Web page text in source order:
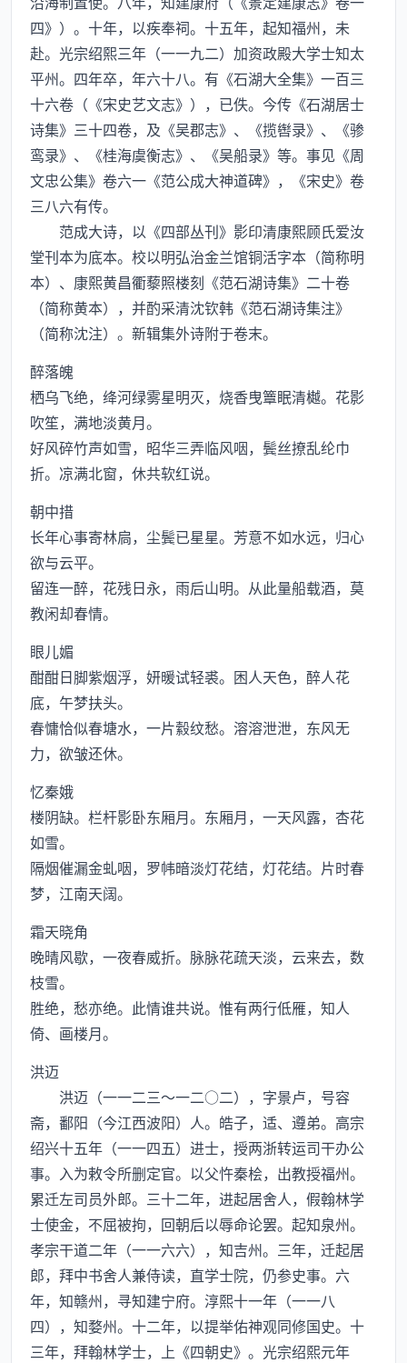
四》）。十年，以疾奉祠。十五年，起知福州，未
赴。光宗绍熙三年（一一九二）加资政殿大学士知太
平州。四年卒，年六十八。有《石湖大全集》一百三
十六卷（《宋史艺文志》），已佚。今传《石湖居士
诗集》三十四卷，及《吴郡志》、《揽辔录》、《骖
鸾录》、《桂海虞衡志》、《吴船录》等。事见《周
文忠公集》卷六一《范公成大神道碑》，《宋史》卷
三八六有传。
范成大诗，以《四部丛刊》影印清康熙顾氏爱汝
堂刊本为底本。校以明弘治金兰馆铜活字本（简称明
本）、康熙黄昌衢藜照楼刻《范石湖诗集》二十卷
（简称黄本），并酌采清沈钦韩《范石湖诗集注》
（简称沈注）。新辑集外诗附于卷末。
醉落魄
栖乌飞绝，绛河绿雾星明灭，烧香曳簟眠清樾。花影
吹笙，满地淡黄月。
好风碎竹声如雪，昭华三弄临风咽，鬓丝撩乱纶巾
折。凉满北窗，休共软红说。
朝中措
长年心事寄林扃，尘鬓已星星。芳意不如水远，归心
欲与云平。
留连一醉，花残日永，雨后山明。从此量船载酒，莫
教闲却春情。
眼儿媚
酣酣日脚紫烟浮，妍暖试轻裘。困人天色，醉人花
底，午梦扶头。
春慵恰似春塘水，一片縠纹愁。溶溶泄泄，东风无
力，欲皱还休。
忆秦娥
楼阴缺。栏杆影卧东厢月。东厢月，一天风露，杏花
如雪。
隔烟催漏金虬咽，罗帏暗淡灯花结，灯花结。片时春
梦，江南天阔。
霜天晓角
晚晴风歇，一夜春威折。脉脉花疏天淡，云来去，数
枝雪。
胜绝，愁亦绝。此情谁共说。惟有两行低雁，知人
倚、画楼月。
洪迈
洪迈（一一二三～一二○二），字景卢，号容
斋，鄱阳（今江西波阳）人。皓子，适、遵弟。高宗
绍兴十五年（一一四五）进士，授两浙转运司干办公
事。入为敕令所删定官。以父忤秦桧，出教授福州。
累迁左司员外郎。三十二年，进起居舍人，假翰林学
士使金，不屈被拘，回朝后以辱命论罢。起知泉州。
孝宗干道二年（一一六六），知吉州。三年，迁起居
郎，拜中书舍人兼侍读，直学士院，仍参史事。六
年，知赣州，寻知建宁府。淳熙十一年（一一八
四），知婺州。十二年，以提举佑神观同修国史。十
三年，拜翰林学士，上《四朝史》。光宗绍熙元年